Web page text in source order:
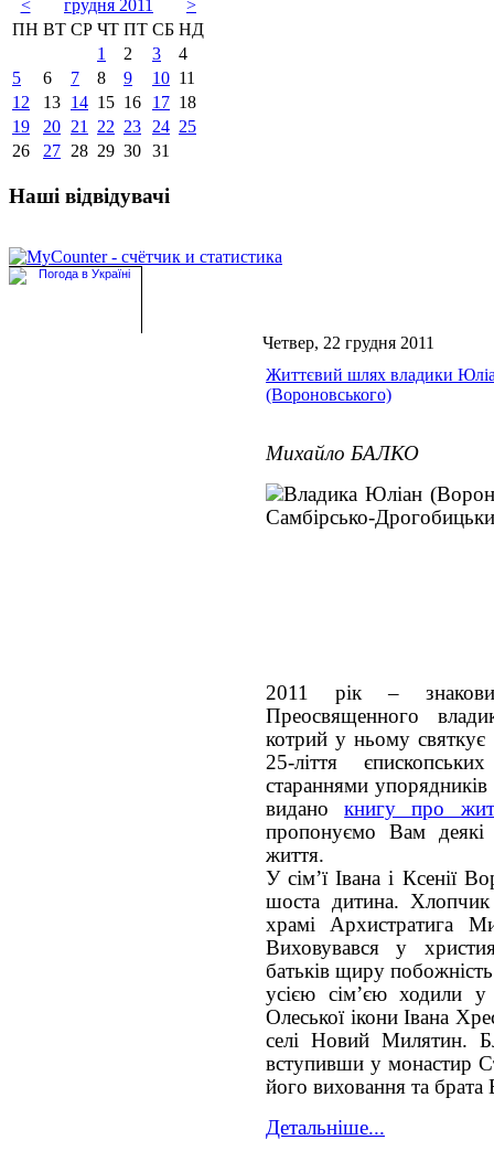
< грудня 2011
>
ПН ВТ СР ЧТ ПТ СБ НД
1
2 3
4
5
6 7 8 9 10 11
12
13 14 15 16 17 18
19
20 21 22 23 24 25
26
27 28 29 30 31
Наші відвідувачі
Четвер, 22 грудня 2011
Життєвий шлях владики
(Вороновського)
Михайло БАЛКО
2011 рік –
Преосвященного
котрий у ньому
25-ліття
стараннями упорядників
виданокнигу про
пропонуємо Вам деякі
життя.
У сім’ї Івана і Ксенії
шоста дитина.
храмі Архистратига
Виховувався у
батьків щиру
усією сім’єю ходили
Олеської ікони Івана
селі Новий Милятин.
вступивши у монастир
його виховання та брата
Детальніше...